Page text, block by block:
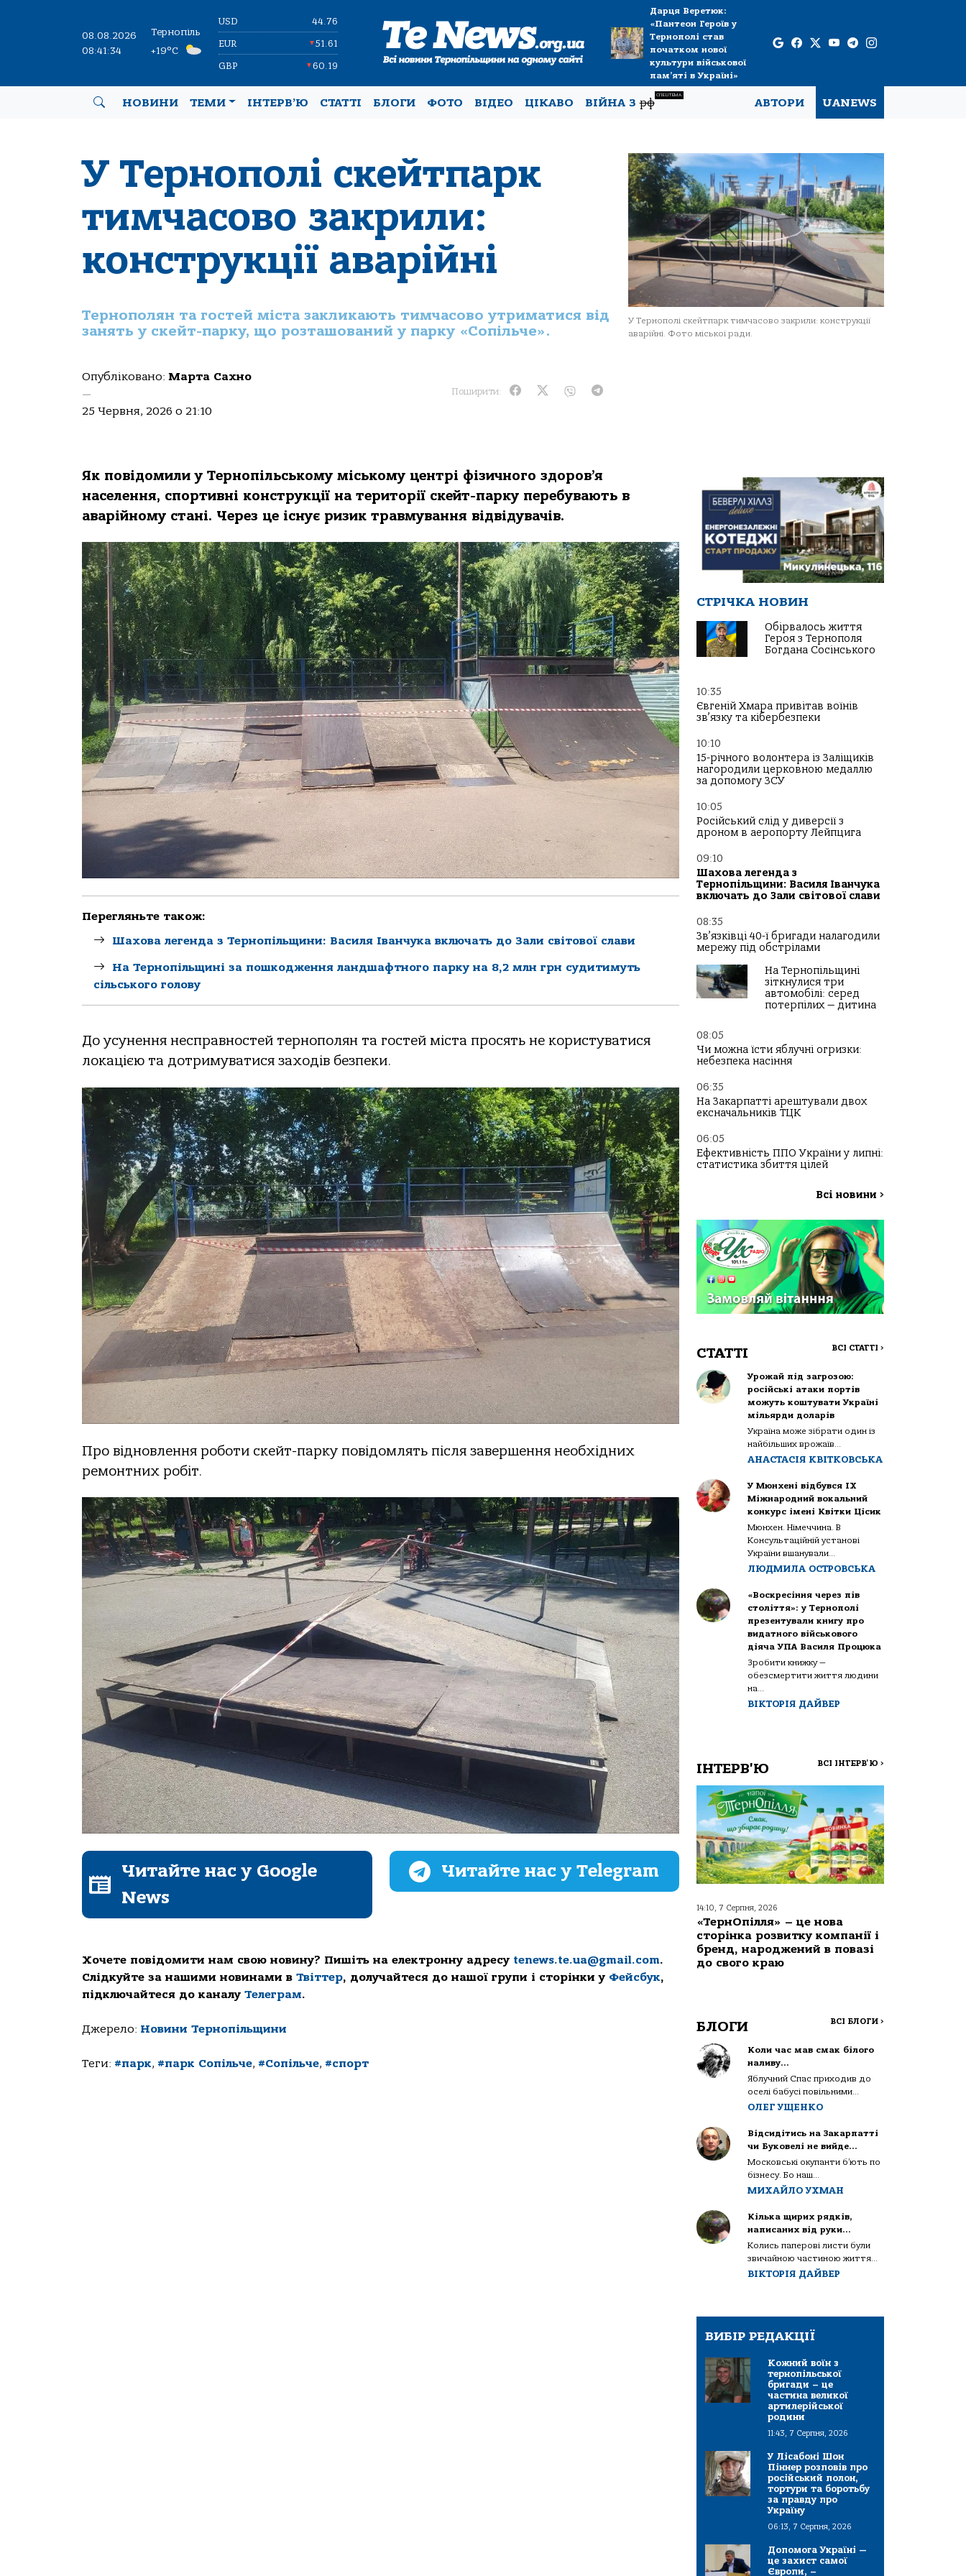
08.08.2026
08:41:35
Тернопіль
+19°C
USD 44.76
EUR ▼51.61
GBP ▼60.19
Дарця Веретюк:
«Пантеон Героїв у
Тернополі став
початком нової
культури військової
пам’яті в Україні»
НОВИНИ ТЕМИ ІНТЕРВ’Ю СТАТТІ БЛОГИ ФОТО ВІДЕО ЦІКАВО ВІЙНА Зрф
СПЕЦТЕМА
АВТОРИ UANEWS
У Тернополі скейтпарк
тимчасово закрили:
конструкції аварійні
Тернополян та гостей міста закликають тимчасово утриматися від
занять у скейт-парку, що розташований у парку «Сопільче».
Опубліковано: Марта Сахно
—
25 Червня, 2026 о 21:10
Поширити:
У Тернополі скейтпарк тимчасово закрили: конструкції
аварійні. Фото міської ради.
Як повідомили у Тернопільському міському центрі фізичного здоров’я
населення, спортивні конструкції на території скейт-парку перебувають в
аварійному стані. Через це існує ризик травмування відвідувачів.
Перегляньте також:
Шахова легенда з Тернопільщини: Василя Іванчука включать до Зали світової слави
На Тернопільщині за пошкодження ландшафтного парку на 8,2 млн грн судитимуть
сільського голову
До усунення несправностей тернополян та гостей міста просять не користуватися
локацією та дотримуватися заходів безпеки.
Про відновлення роботи скейт-парку повідомлять після завершення необхідних
ремонтних робіт.
Читайте нас у Google
News
Читайте нас у Telegram
Хочете повідомити нам свою новину? Пишіть на електронну адресу tenews.te.ua@gmail.com.
Слідкуйте за нашими новинами в Твіттер, долучайтеся до нашої групи і сторінки у Фейсбук,
підключайтеся до каналу Телеграм.
Джерело: Новини Тернопільщини
Теги: #парк, #парк Сопільче, #Сопільче, #спорт
СТРІЧКА НОВИН
Обірвалось життя
Героя з Тернополя
Богдана Сосінського
10:35
Євгеній Хмара привітав воїнів
зв’язку та кібербезпеки
10:10
15-річного волонтера із Заліщиків
нагородили церковною медаллю
за допомогу ЗСУ
10:05
Російський слід у диверсії з
дроном в аеропорту Лейпцига
09:10
Шахова легенда з
Тернопільщини: Василя Іванчука
включать до Зали світової слави
08:35
Зв’язківці 40-ї бригади налагодили
мережу під обстрілами
На Тернопільщині
зіткнулися три
автомобілі: серед
потерпілих — дитина
08:05
Чи можна їсти яблучні огризки:
небезпека насіння
06:35
На Закарпатті арештували двох
ексначальників ТЦК
06:05
Ефективність ППО України у липні:
статистика збиття цілей
Всі новини >
СТАТТІ ВСІ СТАТТІ >
Урожай під загрозою:
російські атаки портів
можуть коштувати Україні
мільярди доларів
Україна може зібрати один із
найбільших врожаїв...
АНАСТАСІЯ КВІТКОВСЬКА
У Мюнхені відбувся IX
Міжнародний вокальний
конкурс імені Квітки Цісик
Мюнхен. Німеччина. В
Консультаційній установі
України вшанували...
ЛЮДМИЛА ОСТРОВСЬКА
«Воскресіння через пів
століття»: у Тернополі
презентували книгу про
видатного військового
діяча УПА Василя Процюка
Зробити книжку —
обезсмертити життя людини
на...
ВІКТОРІЯ ДАЙВЕР
ІНТЕРВ'Ю ВСІ ІНТЕРВ'Ю >
14:10, 7 Серпня, 2026
«ТернОпілля» – це нова
сторінка розвитку компанії і
бренд, народжений в повазі
до свого краю
БЛОГИ ВСІ БЛОГИ >
Коли час мав смак білого
наливу…
Яблучний Спас приходив до
оселі бабусі повільними...
ОЛЕГ УЩЕНКО
Відсидітись на Закарпатті
чи Буковелі не вийде…
Московські окупанти б’ють по
бізнесу. Бо наш...
МИХАЙЛО УХМАН
Кілька щирих рядків,
написаних від руки…
Колись паперові листи були
звичайною частиною життя...
ВІКТОРІЯ ДАЙВЕР
ВИБІР РЕДАКЦІЇ
Кожний воїн з
тернопільської
бригади – це
частина великої
артилерійської
родини
11:43, 7 Серпня, 2026
У Лісабоні Шон
Піннер розповів про
російський полон,
тортури та боротьбу
за правду про
Україну
06:13, 7 Серпня, 2026
Допомога Україні —
це захист самої
Європи, –